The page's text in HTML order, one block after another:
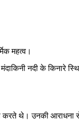
महत्व।
मंदाकिनी नदी के
करते थे। उनकी